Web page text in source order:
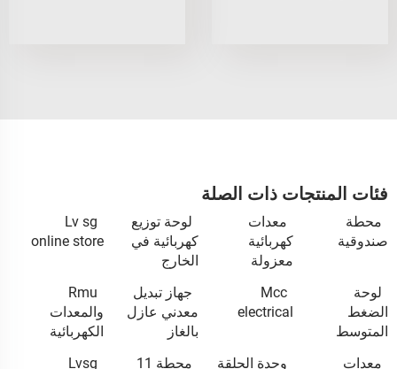
فئات المنتجات ذات الصلة
محطة
صندوقية
معدات
كهربائية
معزولة
لوحة توزيع
كهربائية في
الخارج
Lv sg
online store
لوحة
الضغط
المتوسط
Mcc
electrical
جهاز تبديل
معدني عازل
بالغاز
Rmu
والمعدات
الكهربائية
معدات
وحدة الحلقة
محطة 11
Lvsg